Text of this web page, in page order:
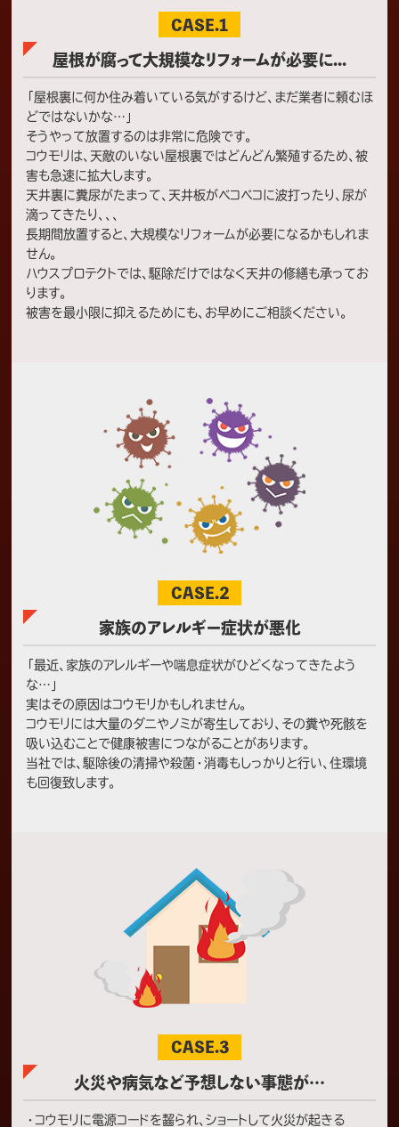
CASE.1
屋根が腐って大規模なリフォームが必要に...
「屋根裏に何か住み着いている気がするけど、まだ業者に頼むほ
どではないかな…」
そうやって放置するのは非常に危険です。
コウモリは、天敵のいない屋根裏ではどんどん繁殖するため、被
害も急速に拡大します。
天井裏に糞尿がたまって、天井板がベコベコに波打ったり、尿が
滴ってきたり、、、
長期間放置すると、大規模なリフォームが必要になるかもしれま
せん。
ハウスプロテクトでは、駆除だけではなく天井の修繕も承ってお
ります。
被害を最小限に抑えるためにも、お早めにご相談ください。
CASE.2
家族のアレルギー症状が悪化
「最近、家族のアレルギーや喘息症状がひどくなってきたよう
な…」
実はその原因はコウモリかもしれません。
コウモリには大量のダニやノミが寄生しており、その糞や死骸を
吸い込むことで健康被害につながることがあります。
当社では、駆除後の清掃や殺菌・消毒もしっかりと行い、住環境
も回復致します。
CASE.3
火災や病気など予想しない事態が…
・コウモリに電源コードを齧られ、ショートして火災が起きる